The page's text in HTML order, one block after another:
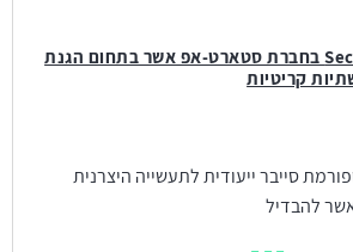
Security Researcher בחברת סטארט-אפ אשר בתחום הגנת
קריטיות
סייבר ייעודית לתעשייה היצרנית
להבדיל